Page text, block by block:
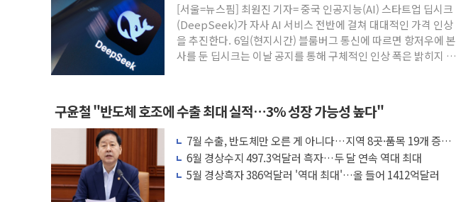
[서울=뉴스핌] 최원진 기자= 중국 인공지능(AI) 스타트업 딥시크
(DeepSeek)가 자사 AI 서비스 전반에 걸쳐 대대적인 가격 인상
을 추진한다. 6일(현지시간) 블룸버그 통신에 따르면 항저우에 본
사를 둔 딥시크는 이날 공지를 통해 구체적인 인상 폭은 밝히지 않
구윤철 "반도체 호조에 수출 최대 실적…3% 성장 가능성 높다"
7월 수출, 반도체만 오른 게 아니다…지역 8곳·품목 19개 증가
세 '뚜렷'
6월 경상수지 497.3억달러 흑자…두 달 연속 역대 최대
5월 경상흑자 386억달러 '역대 최대'…올 들어 1412억달러